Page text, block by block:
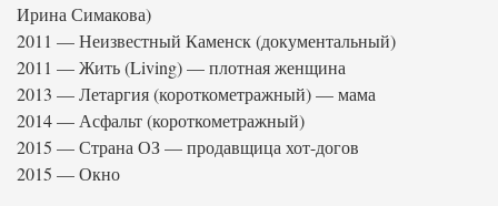
Ирина Симакова)
2011 — Неизвестный Каменск (документальный)
2011 — Жить (Living) — плотная женщина
2013 — Летаргия (короткометражный) — мама
2014 — Асфальт (короткометражный)
2015 — Страна ОЗ — продавщица хот-догов
2015 — Окно